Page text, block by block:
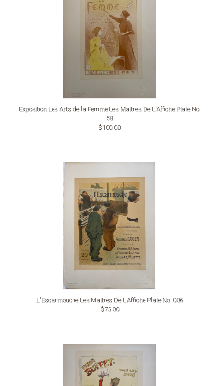
Exposition Les Arts de la Femme Les Maitres De L'Affiche Plate No.
58
$100.00
L'Escarmouche Les Maitres De L'Affiche Plate No. 006
$75.00